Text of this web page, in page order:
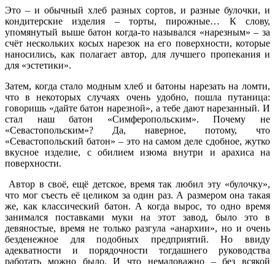
Это – и обычный хлеб разных сортов, и разные булочки, и
кондитерские изделия – торты, пирожные… К слову,
упомянутый выше батон когда-то назывался «нарезным» – за
счёт нескольких косых нарезок на его поверхности, которые
наносились, как полагает автор, для лучшего пропекания и
для «эстетики».
Затем, когда стало модным хлеб и батоны нарезать на ломти,
что в некоторых случаях очень удобно, пошла путаница:
говоришь «дайте батон нарезной», а тебе дают нарезанный. И
стал наш батон «Симферопольским». Почему не
«Севастопольским»? Да, наверное, потому, что
«Севастопольский батон» – это на самом деле сдобное, жутко
вкусное изделие, с обилием изюма внутри и арахиса на
поверхности.
Автор в своё, ещё детское, время так любил эту «булочку»,
что мог съесть её целиком за один раз. А размером она такая
же, как классический батон. А когда вырос, то одно время
занимался поставками муки на этот завод, было это в
девяностые, время не только разгула «анархии», но и очень
безденежное для подобных предприятий. Но ввиду
адекватности и порядочности тогдашнего руководства
работать можно было. И что немаловажно – без всякой